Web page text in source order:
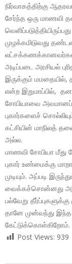
நிர்வாகத்திற்கு
சேர்ந்த ஒரு மாணவி
முழக்கமிடுவது
அடிப்படை அரசியல்
இருக்கும் மமதையில்,
என்ற இறுமாப்பில்,
சோபியாவை
புகார்களைச்
கட்சியின் மாநிலத்
அல்ல.
மாணவி சோபியா மீது
புகார் உண்மைக்கு
முடியும். அப்படி
வைக்கச்சொன்னது
பல்வேறு
தானே முன்வந்து
கேட்டுக்கொள்கிறோம்.
Post Views: 939